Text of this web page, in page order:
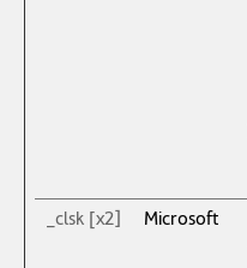
_clsk [x2] Microsoft